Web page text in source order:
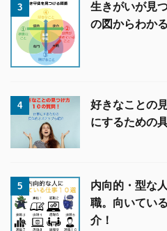
3
生きがいが見
の図からわか
4
好きなことの
にするための
5
内向的・型な
職。向いてい
介！